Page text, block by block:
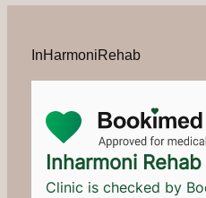
InHarmoniRehab
Inharmoni
Clinic is checked by